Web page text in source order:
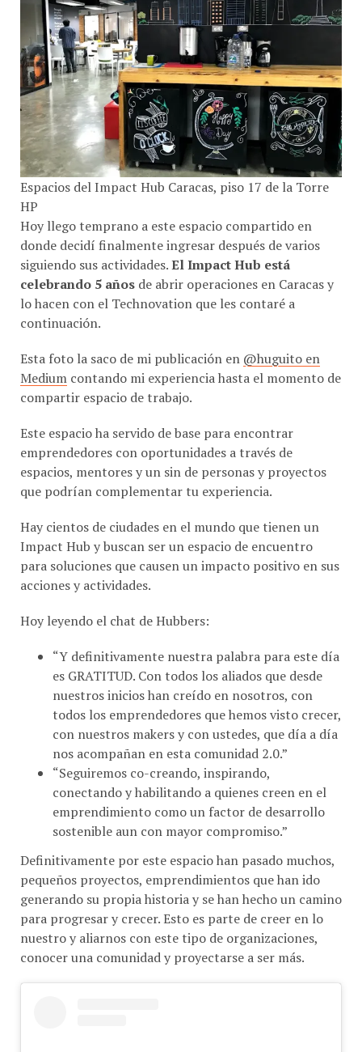
Espacios del Impact Hub Caracas, piso 17 de la Torre
HP
Hoy llego temprano a este espacio compartido en
donde decidí finalmente ingresar después de varios
siguiendo sus actividades.El Impact Hub está
celebrando 5 añosde abrir operaciones en Caracas y
lo hacen con el Technovation que les contaré a
continuación.
Mediumcontando mi experiencia hasta el momento de
compartir espacio de trabajo.
emprendedores con oportunidades a través de
espacios, mentores y un sin de personas y proyectos
que podrían complementar tu experiencia.
Impact Hub y buscan ser un espacio de encuentro
para soluciones que causen un impacto positivo en sus
acciones y actividades.
es GRATITUD. Con todos los aliados que desde
nuestros inicios han creído en nosotros, con
todos los emprendedores que hemos visto crecer,
con nuestros makers y con ustedes, que día a día
nos acompañan en esta comunidad 2.0.”
“Seguiremos co-creando, inspirando,
conectando y habilitando a quienes creen en el
emprendimiento como un factor de desarrollo
sostenible aun con mayor compromiso.”
Definitivamente por este espacio han pasado muchos,
pequeños proyectos, emprendimientos que han ido
generando su propia historia y se han hecho un camino
para progresar y crecer. Esto es parte de creer en lo
nuestro y aliarnos con este tipo de organizaciones,
conocer una comunidad y proyectarse a ser más.